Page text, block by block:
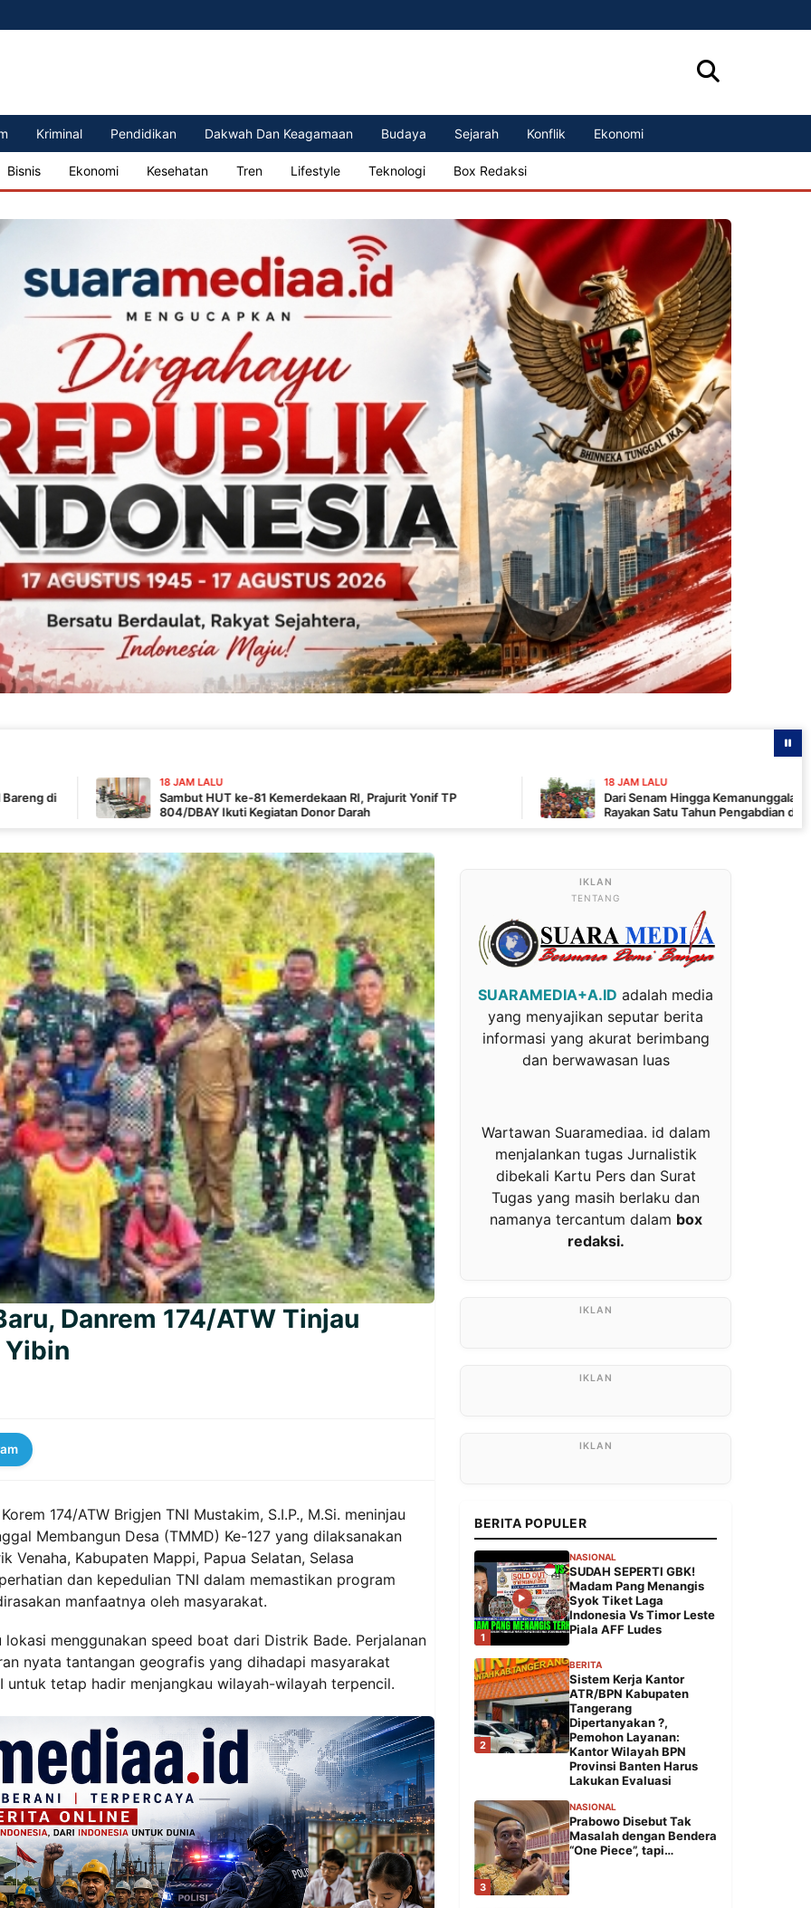
Kriminal Pendidikan Dakwah Dan Keagamaan Budaya Sejarah Konflik Ekonomi
Bisnis Ekonomi Kesehatan Tren Lifestyle Teknologi Box Redaksi
18 JAM LALU
Sambut HUT ke-81 Kemerdekaan RI, Prajurit Yonif TP
804/DBAY Ikuti Kegiatan Donor Darah
Dari Senam Hingga Kemanunggalan, Yonif TP 820/DAAI
Rayakan Satu Tahun Pengabdian dengan Semangat
Danrem 174/ATW Tinjau
Yibin
174/ATW Brigjen TNI Mustakim, S.I.P., M.Si. meninjau
Membangun Desa (TMMD) Ke-127 yang dilaksanakan
Kabupaten Mappi, Papua Selatan, Selasa
dan kepedulian TNI dalam memastikan program
manfaatnya oleh masyarakat.
menggunakan speed boat dari Distrik Bade. Perjalanan
nyata tantangan geografis yang dihadapi masyarakat
untuk tetap hadir menjangkau wilayah-wilayah terpencil.
TENTANG
SUARAMEDIA+A.ID adalah media
yang menyajikan seputar berita
informasi yang akurat berimbang
dan berwawasan luas
Wartawan Suaramediaa. id dalam
menjalankan tugas Jurnalistik
dibekali Kartu Pers dan Surat
Tugas yang masih berlaku dan
namanya tercantum dalam box
redaksi.
BERITA POPULER
1
NASIONAL
SUDAH SEPERTI GBK!
Madam Pang Menangis
Syok Tiket Laga
Indonesia Vs Timor Leste
Piala AFF Ludes
2
BERITA
Sistem Kerja Kantor
ATR/BPN Kabupaten
Tangerang
Dipertanyakan ?,
Pemohon Layanan:
Kantor Wilayah BPN
Provinsi Banten Harus
Lakukan Evaluasi
3
NASIONAL
Prabowo Disebut Tak
Masalah dengan Bendera
“One Piece”, tapi…